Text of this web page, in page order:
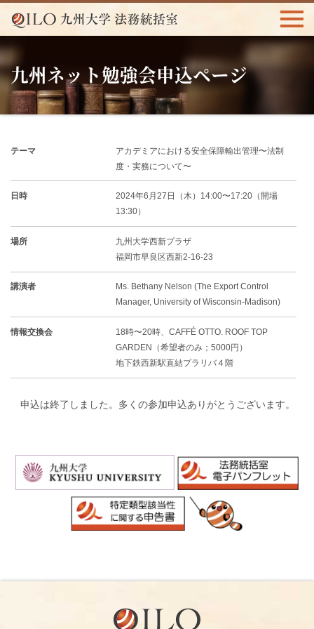
九州ネット勉強会申込ページ
テーマ
アカデミアにおける安全保障輸出管理〜法制
度・実務について〜
日時
2024年6月27日（木）14:00〜17:20（開場
13:30）
場所
九州大学西新プラザ
福岡市早良区西新2-16-23
講演者
Ms. Bethany Nelson (The Export Control
Manager, University of Wisconsin-Madison)
情報交換会
18時〜20時、CAFFÉ OTTO. ROOF TOP
GARDEN（希望者のみ；5000円）
地下鉄西新駅直結プラリバ４階
申込は終了しました。多くの参加申込ありがとうございます。